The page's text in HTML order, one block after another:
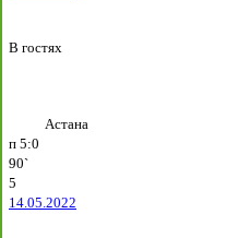
В гостях
Астана
п 5:0
90`
5
14.05.2022